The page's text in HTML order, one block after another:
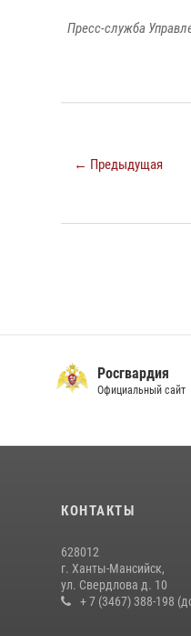
Пресс-служба
← Предыдущая
Росгвардия
Официальный сайт
КОНТАКТЫ
628012
г. Ханты-Мансийск,
ул. Свердлова д. 10
+ 7 (3467) 388-198